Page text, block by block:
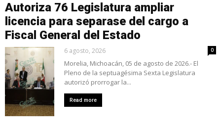
Autoriza 76 Legislatura ampliar
licencia para separase del cargo a
Fiscal General del Estado
6 agosto, 2026 0
Morelia, Michoacán, 05 de agosto de 2026.- El
Pleno de la septuagésima Sexta Legislatura
autorizó prorrogar la...
Read more